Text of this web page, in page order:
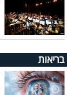
בריאות